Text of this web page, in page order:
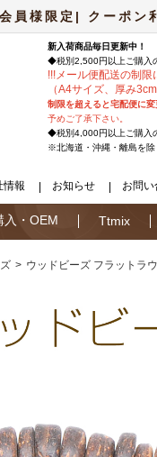
員様限定| クーポ
新入荷商品毎日更新中！
◆税別2,500円以上ご購入
!!!メール便配送の制
（A4サイズ、厚み
制限を超えると宅配便に変
予めご了承下さい。
◆税別4,000円以上ご購入
※北海道・沖縄・離島を除
情報 お知らせ お問
入・OEM Ttmix
ウッドビーズ フラットラ